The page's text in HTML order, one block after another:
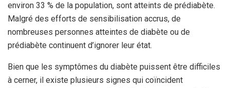
environ 33 % de la population, sont atteints de prédiabète.
Malgré des efforts de sensibilisation accrus, de
nombreuses personnes atteintes de diabète ou de
prédiabète continuent d’ignorer leur état.
Bien que les symptômes du diabète puissent être difficiles
à cerner, il existe plusieurs signes qui coïncident